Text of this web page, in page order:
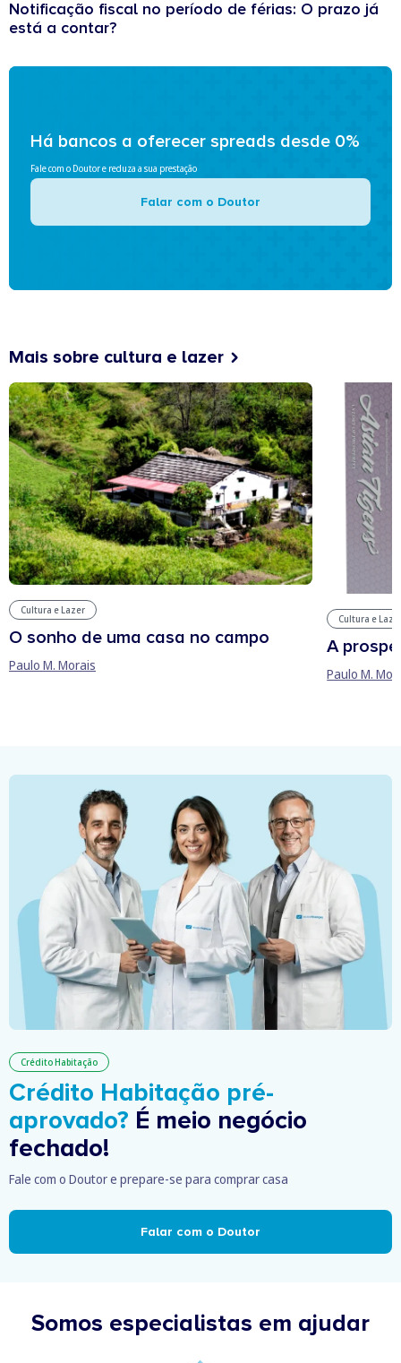
Notificação fiscal no período de férias: O prazo já
está a contar?
Há bancos a oferecer spreads desde 0%
Fale com o Doutor e reduza a sua prestação
Falar com o Doutor
Mais sobre cultura e lazer
Cultura e Lazer
O sonho de uma casa no campo
Paulo M. Morais
Cultura e
A
Paulo M.
Crédito Habitação
Crédito Habitação pré-
aprovado? É meio negócio
fechado!
Fale com o Doutor e prepare-se para comprar casa
Falar com o Doutor
Somos especialistas em ajudar